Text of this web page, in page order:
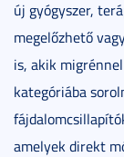
új gyógyszer,
megelőzhető
is, akik
kategóriába
amelyek direkt